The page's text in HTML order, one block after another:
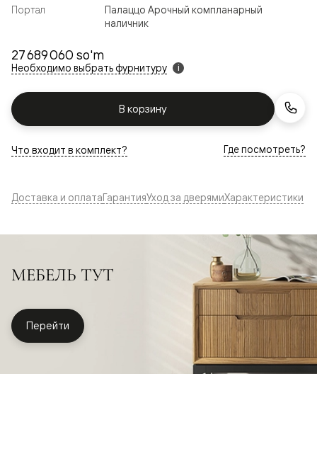
27 689 060 so'm
Необходимо выбрать фурнитуру i
В корзину
Портал
Палаццо Арочный компланарный
наличник
Что входит в комплект? Где посмотреть?
Доставка и оплатаГарантияУход за дверямиХарактеристики
МЕБЕЛЬ ТУТ
Перейти